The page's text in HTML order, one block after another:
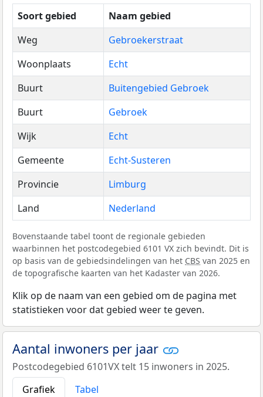
Soort gebied
Naam gebied
Weg
Gebroekerstraat
Woonplaats
Echt
Buurt
Buitengebied Gebroek
Buurt
Gebroek
Wijk
Echt
Gemeente
Echt-Susteren
Provincie
Limburg
Land
Nederland
Bovenstaande tabel toont de regionale gebieden
waarbinnen het postcodegebied 6101 VX zich bevindt. Dit is
op basis van de gebiedsindelingen van het CBS van 2025 en
de topografische kaarten van het Kadaster van 2026.
Klik op de naam van een gebied om de pagina met
statistieken voor dat gebied weer te geven.
Aantal inwoners per jaar
Postcodegebied 6101VX telt 15 inwoners in 2025.
Grafiek
Tabel